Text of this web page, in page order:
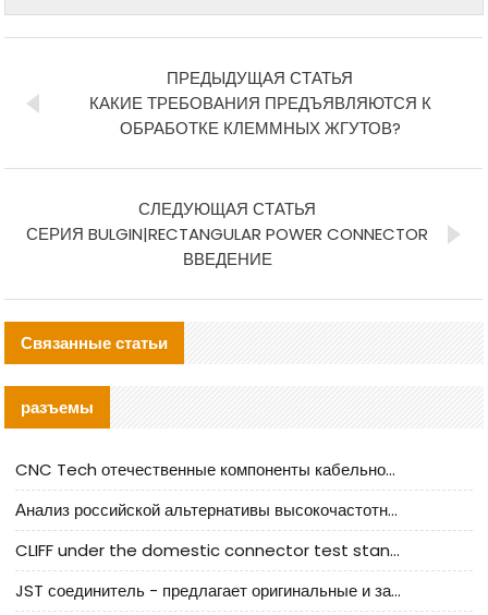
ПРЕДЫДУЩАЯ СТАТЬЯ
КАКИЕ ТРЕБОВАНИЯ ПРЕДЪЯВЛЯЮТСЯ К
ОБРАБОТКЕ КЛЕММНЫХ ЖГУТОВ?
СЛЕДУЮЩАЯ СТАТЬЯ
СЕРИЯ BULGIN|RECTANGULAR POWER CONNECTOR
ВВЕДЕНИЕ
Связанные статьи
разъемы
CNC Tech отечественные компоненты кабельной арматуры оценка и руководство по производственному внедрению
Анализ российской альтернативы высокочастотных кабельных колодцев I-PEX
CLIFF under the domestic connector test standard update
JST соединитель - предлагает оригинальные и заменяющие JST NSHR-02V-S соединители